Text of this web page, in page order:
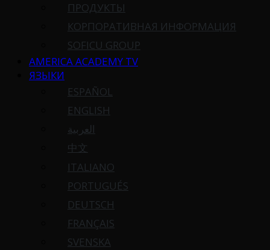
ПРОДУКТЫ
КОРПОРАТИВНАЯ ИНФОРМАЦИЯ
SOFICU GROUP
AMERICA ACADEMY TV
ЯЗЫКИ
ESPAÑOL
ENGLISH
العربية
中文
ITALIANO
PORTUGUÉS
DEUTSCH
FRANÇAIS
SVENSKA